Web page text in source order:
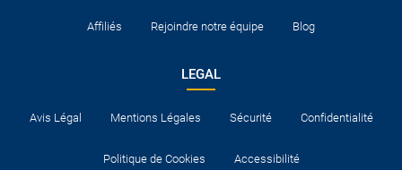
Affiliés Rejoindre notre équipe Blog
LEGAL
Avis Légal Mentions Légales Sécurité Confidentialité
Politique de Cookies Accessibilité